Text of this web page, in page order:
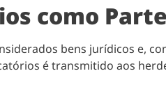
como
bens jurídicos e,
é transmitido aos